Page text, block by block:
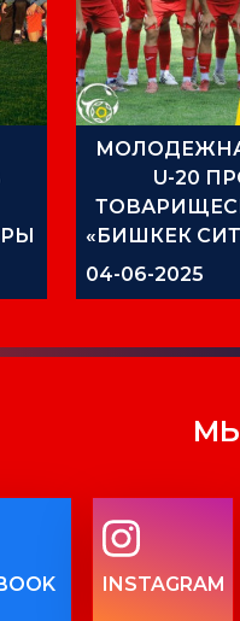
U-20
«БИШКЕК
04-06-2025
INSTAGRAM